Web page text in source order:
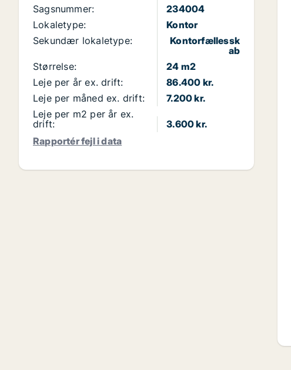
Sagsnummer:
234004
Lokaletype:
Kontor
Sekundær lokaletype:
Kontorfællessk
ab
Størrelse:
24 m2
Leje per år ex. drift:
86.400 kr.
Leje per måned ex. drift:
7.200 kr.
Leje per m2 per år ex.
drift:
3.600 kr.
Rapportér fejl i data